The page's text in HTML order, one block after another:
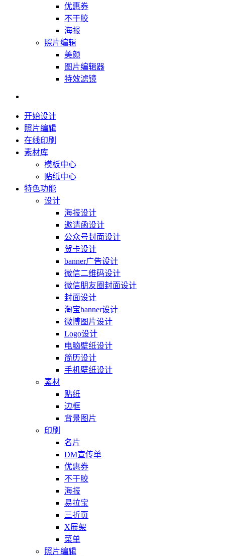
优惠券
不干胶
海报
照片编辑
美颜
图片编辑器
特效滤镜
开始设计
照片编辑
在线印刷
素材库
模板中心
贴纸中心
特色功能
设计
海报设计
邀请函设计
公众号封面设计
贺卡设计
banner广告设计
微信二维码设计
微信朋友圈封面设计
封面设计
淘宝banner设计
微博图片设计
Logo设计
电脑壁纸设计
简历设计
手机壁纸设计
素材
贴纸
边框
背景图片
印刷
名片
DM宣传单
优惠券
不干胶
海报
易拉宝
三折页
X展架
菜单
照片编辑